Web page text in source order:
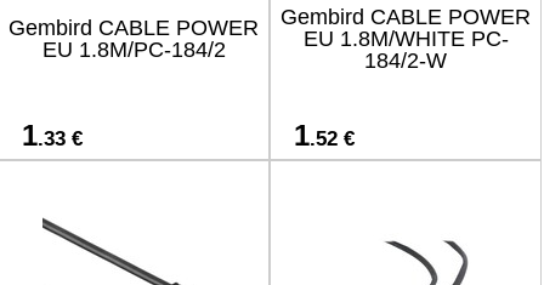
Gembird CABLE POWER
EU 1.8M/PC-184/2
1.33 €
Gembird CABLE POWER
EU 1.8M/WHITE PC-
184/2-W
1.52 €